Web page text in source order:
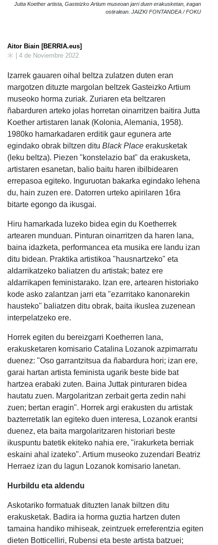
Jutta Koether artista, Gasteizko Artium museoan jarri duen erakusketan, iragan
ostiralean. JAIZKI FONTANDEA / FOKU
Aitor Biain [BERRIA.eus]
| 4 de Noviembre 2022
Izarrek gauaren oihal beltza zulatzen duten eran
margotzen dituzte margolan beltzek Gasteizko Artium
museoko horma zuriak. Zuriaren eta beltzaren
ñabarduren arteko jolas horretan oinarritzen baitira Jutta
Koether artistaren lanak (Kolonia, Alemania, 1958).
1980ko hamarkadaren erditik gaur egunera arte
egindako obrak biltzen ditu Black Place erakusketak
(leku beltza). Piezen "konstelazio bat" da erakusketa,
artistaren esanetan, balio baitu haren ibilbidearen
errepasoa egiteko. Inguruotan bakarka egindako lehena
du, hain zuzen ere. Datorren urteko apirilaren 16ra
bitarte egongo da ikusgai.
Hiru hamarkada luzeko bidea egin du Koetherrek
artearen munduan. Pinturan oinarritzen da haren lana,
baina idazketa, performancea eta musika ere landu izan
ditu bidean. Praktika artistikoa "hausnartzeko" eta
aldarrikatzeko baliatzen du artistak; batez ere
aldarrikapen feministarako. Izan ere, artearen historiako
kode asko zalantzan jarri eta "ezarritako kanonarekin
hausteko" baliatzen ditu obrak, baita ikuslea zuzenean
interpelatzeko ere.
Horrek egiten du bereizgarri Koetherren lana,
erakusketaren komisario Catalina Lozanok azpimarratu
duenez: "Oso garrantzitsua da ñabardura hori; izan ere,
garai hartan artista feminista ugarik beste bide bat
hartzea erabaki zuten. Baina Juttak pinturaren bidea
hautatu zuen. Margolaritzan zerbait gerta zedin nahi
zuen; bertan eragin". Horrek argi erakusten du artistak
bazterretatik lan egiteko duen interesa, Lozanok erantsi
duenez, eta baita margolaritzaren historiari beste
ikuspuntu batetik ekiteko nahia ere, "irakurketa berriak
eskaini ahal izateko". Artium museoko zuzendari Beatriz
Herraez izan du lagun Lozanok komisario lanetan.
Hurbildu eta aldendu
Askotariko formatuak dituzten lanak biltzen ditu
erakusketak. Badira ia horma guztia hartzen duten
tamaina handiko mihiseak, zeintzuek erreferentzia egiten
dieten Botticelliri, Rubensi eta beste artista batzuei;